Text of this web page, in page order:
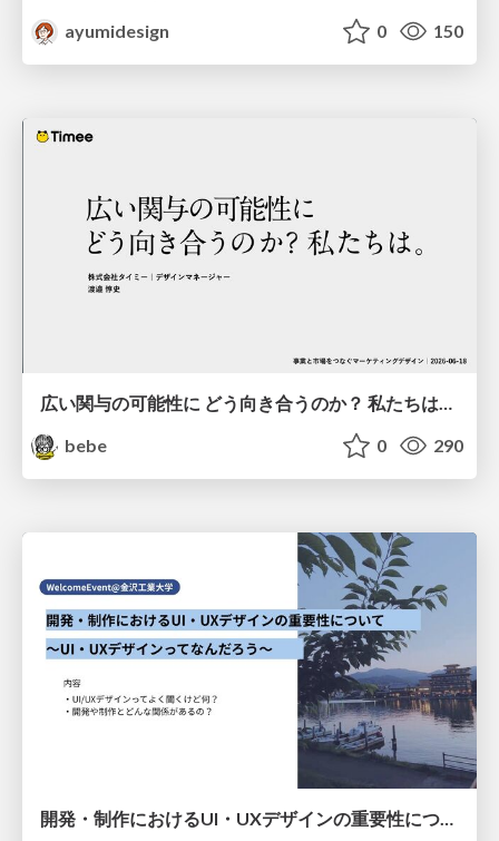
ayumidesign
0 150
広い関与の可能性に どう向き合うのか？ 私たちは。｜Timee MarketingDesign 2026-06-18
bebe
0 290